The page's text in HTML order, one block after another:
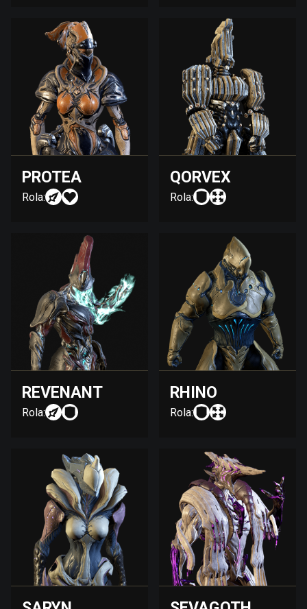
PROTEA
Rola:
QORVEX
Rola:
REVENANT
Rola:
RHINO
Rola: